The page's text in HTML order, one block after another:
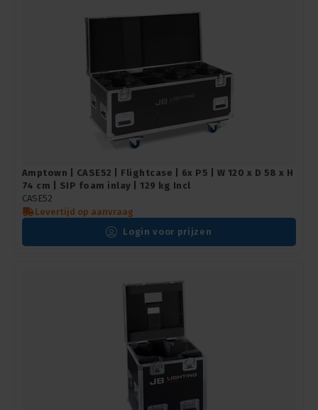
Amptown | CASE52 | Flightcase | 6x P5 | W 120 x D 58 x H
74 cm | SIP foam inlay | 129 kg Incl
CASE52
Levertijd op aanvraag
Login voor prijzen